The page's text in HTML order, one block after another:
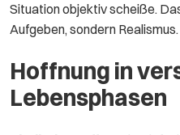
Situation objektiv scheiße.
Aufgeben, sondern Realismus.
Hoffnung in
Lebensphasen